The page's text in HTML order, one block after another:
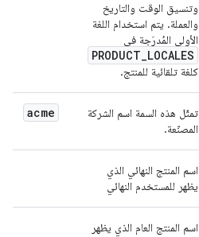
وتنسيق الوقت والتاريخ
والعملة. يتم استخدام اللغة
الأولى المُدرَجة في
PRODUCT_LOCALES
كلغة تلقائية للمنتج.
تمثّل هذه السمة اسم الشركة
المصنّعة.
acme
اسم المنتج النهائي الذي
يظهر للمستخدم النهائي
اسم المنتج العام الذي يظهر